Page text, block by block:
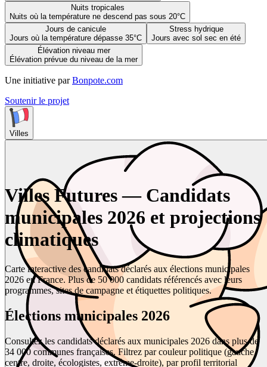
Nuits tropicales
Nuits où la température ne descend pas sous 20°C
Jours de canicule
Jours où la température dépasse 35°C
Stress hydrique
Jours avec sol sec en été
Élévation niveau mer
Élévation prévue du niveau de la mer
Une initiative par Bonpote.com
Soutenir le projet
Villes
Villes Futures — Candidats
municipales 2026 et projections
climatiques
Carte interactive des candidats déclarés aux élections municipales
2026 en France. Plus de 50 000 candidats référencés avec leurs
programmes, sites de campagne et étiquettes politiques.
Élections municipales 2026
Consultez les candidats déclarés aux municipales 2026 dans plus de
34 000 communes françaises. Filtrez par couleur politique (gauche,
centre, droite, écologistes, extrême-droite), par profil territorial